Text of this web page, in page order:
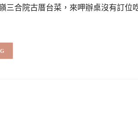
三合院古厝台菜，來呷辦桌沒有訂位